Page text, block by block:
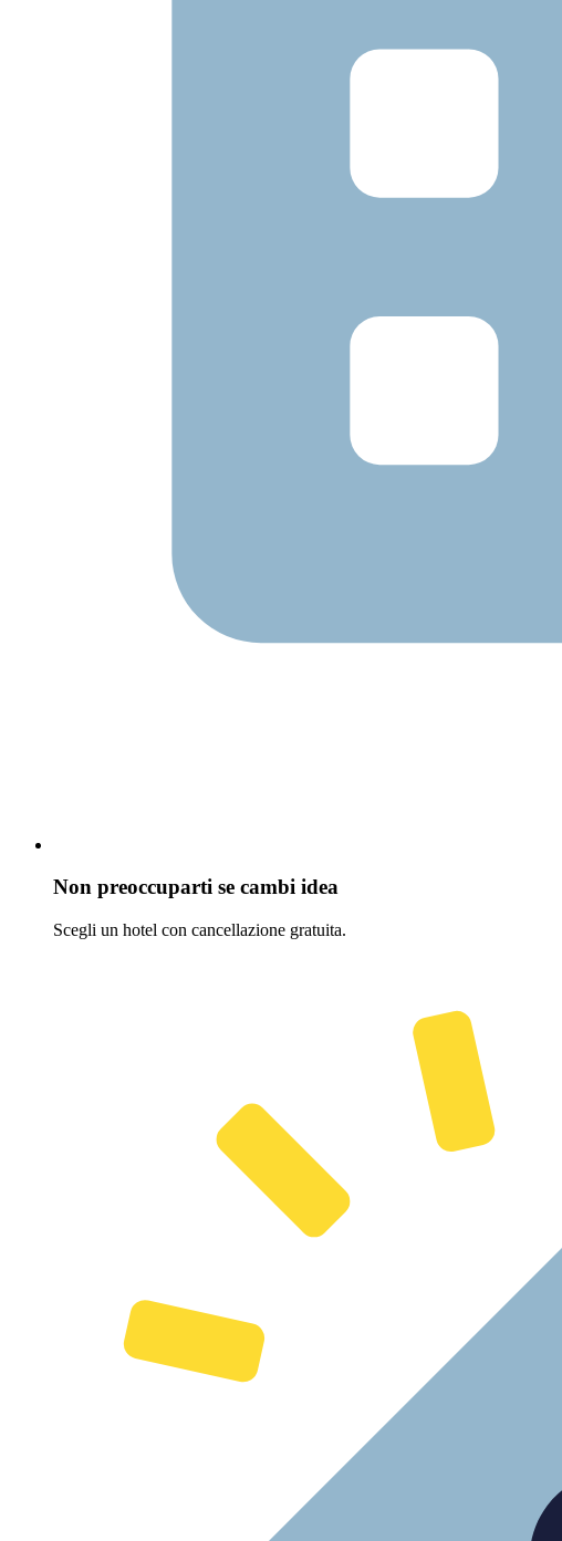
Non preoccuparti se cambi idea
Scegli un hotel con cancellazione gratuita.